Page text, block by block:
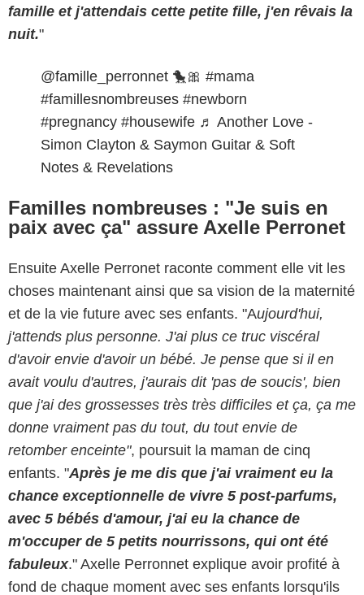
famille et j'attendais cette petite fille, j'en rêvais la
nuit."
@famille_perronnet 🐤🎀 #mama
#famillesnombreuses #newborn
#pregnancy #housewife ♬ Another Love -
Simon Clayton & Saymon Guitar & Soft
Notes & Revelations
Familles nombreuses : "Je suis en
paix avec ça" assure Axelle Perronet
Ensuite Axelle Perronet raconte comment elle vit les
choses maintenant ainsi que sa vision de la maternité
et de la vie future avec ses enfants. "Aujourd'hui,
j'attends plus personne. J'ai plus ce truc viscéral
d'avoir envie d'avoir un bébé. Je pense que si il en
avait voulu d'autres, j'aurais dit 'pas de soucis', bien
que j'ai des grossesses très très difficiles et ça, ça me
donne vraiment pas du tout, du tout envie de
retomber enceinte", poursuit la maman de cinq
enfants. "Après je me dis que j'ai vraiment eu la
chance exceptionnelle de vivre 5 post-parfums,
avec 5 bébés d'amour, j'ai eu la chance de
m'occuper de 5 petits nourrissons, qui ont été
fabuleux." Axelle Perronnet explique avoir profité à
fond de chaque moment avec ses enfants lorsqu'ils